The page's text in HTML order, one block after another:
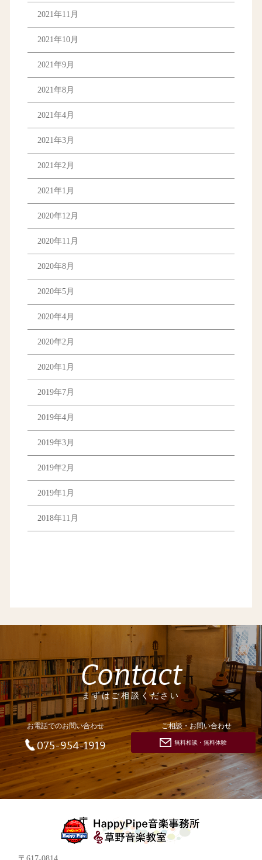
2021年11月
2021年10月
2021年9月
2021年8月
2021年4月
2021年3月
2021年2月
2021年1月
2020年12月
2020年11月
2020年8月
2020年5月
2020年4月
2020年2月
2020年1月
2019年7月
2019年4月
2019年3月
2019年2月
2019年1月
2018年11月
Contact
まずはご相談ください
お電話でのお問い合わせ
075-954-1919
ご相談・お問い合わせ
無料相談・無料体験